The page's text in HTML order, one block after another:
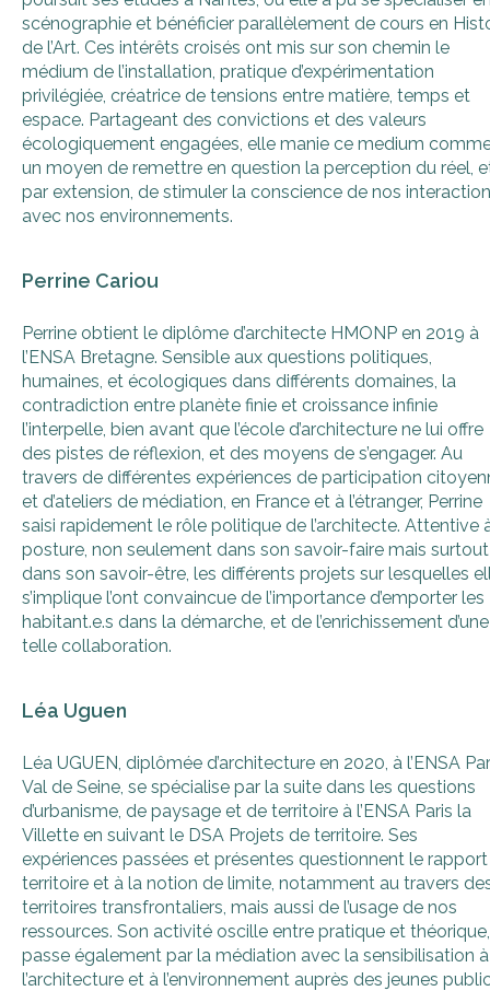
scénographie et bénéficier parallèlement de cours en
de l’Art. Ces intérêts croisés ont mis sur son chemin le
médium de l’installation, pratique d’expérimentation
privilégiée, créatrice de tensions entre matière, temps et
espace. Partageant des convictions et des valeurs
écologiquement engagées, elle manie ce medium
un moyen de remettre en question la perception du réel,
par extension, de stimuler la conscience de nos
avec nos environnements.
Perrine Cariou
Perrine obtient le diplôme d’architecte HMONP en 2019 à
l’ENSA Bretagne. Sensible aux questions politiques,
humaines, et écologiques dans différents domaines, la
contradiction entre planète finie et croissance infinie
l’interpelle, bien avant que l’école d’architecture ne lui offre
des pistes de réflexion, et des moyens de s’engager. Au
travers de différentes expériences de participation
et d’ateliers de médiation, en France et à l’étranger, Perrine
saisi rapidement le rôle politique de l’architecte. Attentive
posture, non seulement dans son savoir-faire mais surtout
dans son savoir-être, les différents projets sur lesquelles
s’implique l’ont convaincue de l’importance d’emporter les
habitant.e.s dans la démarche, et de l’enrichissement d’une
telle collaboration.
Léa Uguen
Léa UGUEN, diplômée d’architecture en 2020, à l’ENSA
Val de Seine, se spécialise par la suite dans les questions
d’urbanisme, de paysage et de territoire à l’ENSA Paris la
Villette en suivant le DSA Projets de territoire. Ses
expériences passées et présentes questionnent le
territoire et à la notion de limite, notamment au travers
territoires transfrontaliers, mais aussi de l’usage de nos
ressources. Son activité oscille entre pratique et
passe également par la médiation avec la sensibilisation à
l’architecture et à l’environnement auprès des jeunes